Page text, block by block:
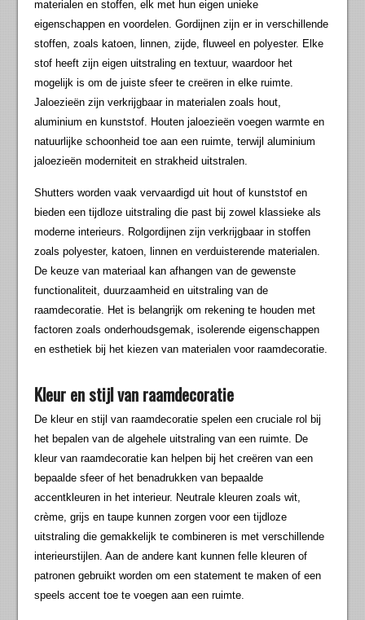
materialen en stoffen, elk met hun eigen unieke
eigenschappen en voordelen. Gordijnen zijn er in verschillende
stoffen, zoals katoen, linnen, zijde, fluweel en polyester. Elke
stof heeft zijn eigen uitstraling en textuur, waardoor het
mogelijk is om de juiste sfeer te creëren in elke ruimte.
Jaloezieën zijn verkrijgbaar in materialen zoals hout,
aluminium en kunststof. Houten jaloezieën voegen warmte en
natuurlijke schoonheid toe aan een ruimte, terwijl aluminium
jaloezieën moderniteit en strakheid uitstralen.
Shutters worden vaak vervaardigd uit hout of kunststof en
bieden een tijdloze uitstraling die past bij zowel klassieke als
moderne interieurs. Rolgordijnen zijn verkrijgbaar in stoffen
zoals polyester, katoen, linnen en verduisterende materialen.
De keuze van materiaal kan afhangen van de gewenste
functionaliteit, duurzaamheid en uitstraling van de
raamdecoratie. Het is belangrijk om rekening te houden met
factoren zoals onderhoudsgemak, isolerende eigenschappen
en esthetiek bij het kiezen van materialen voor raamdecoratie.
Kleur en stijl van raamdecoratie
De kleur en stijl van raamdecoratie spelen een cruciale rol bij
het bepalen van de algehele uitstraling van een ruimte. De
kleur van raamdecoratie kan helpen bij het creëren van een
bepaalde sfeer of het benadrukken van bepaalde
accentkleuren in het interieur. Neutrale kleuren zoals wit,
crème, grijs en taupe kunnen zorgen voor een tijdloze
uitstraling die gemakkelijk te combineren is met verschillende
interieurstijlen. Aan de andere kant kunnen felle kleuren of
patronen gebruikt worden om een statement te maken of een
speels accent toe te voegen aan een ruimte.